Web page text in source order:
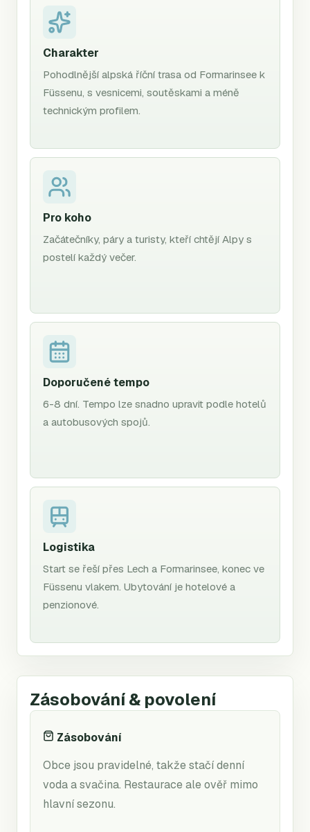
Charakter
Pohodlnější alpská říční trasa od Formarinsee k
Füssenu, s vesnicemi, soutěskami a méně
technickým profilem.
Pro koho
Začátečníky, páry a turisty, kteří chtějí Alpy s
postelí každý večer.
Doporučené tempo
6-8 dní. Tempo lze snadno upravit podle hotelů
a autobusových spojů.
Logistika
Start se řeší přes Lech a Formarinsee, konec ve
Füssenu vlakem. Ubytování je hotelové a
penzionové.
Zásobování & povolení
Zásobování
Obce jsou pravidelné, takže stačí denní
voda a svačina. Restaurace ale ověř mimo
hlavní sezonu.